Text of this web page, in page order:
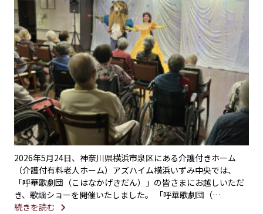
2026年5月24日、神奈川県横浜市泉区にある介護付きホーム
（介護付有料老人ホーム）アズハイム横浜いずみ中央では、
「呼華歌劇団（こはなかげきだん）」の皆さまにお越しいただ
き、歌謡ショーを開催いたしました。 「呼華歌劇団（…
続きを読む